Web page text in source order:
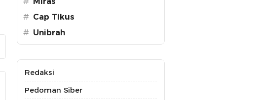
# Cap Tikus
# Unibrah
Redaksi
Pedoman Siber